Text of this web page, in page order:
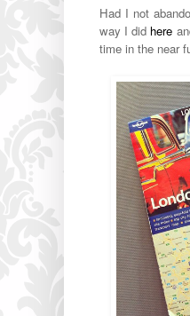
Had I not
way I did here
time in the near